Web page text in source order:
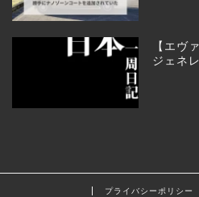
【エヴ
ジェネ
プライバシーポリシー